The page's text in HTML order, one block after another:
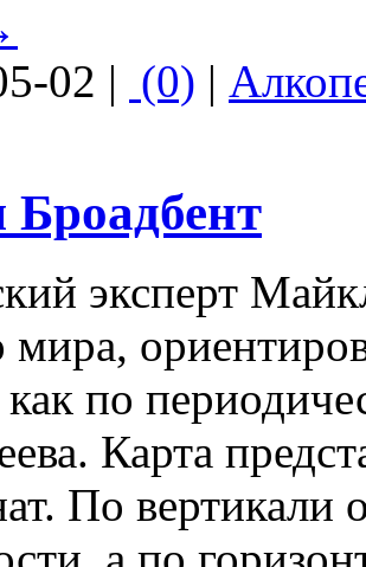
02 | (0) |
эксперт
мира,
по
Карта
По вертикали